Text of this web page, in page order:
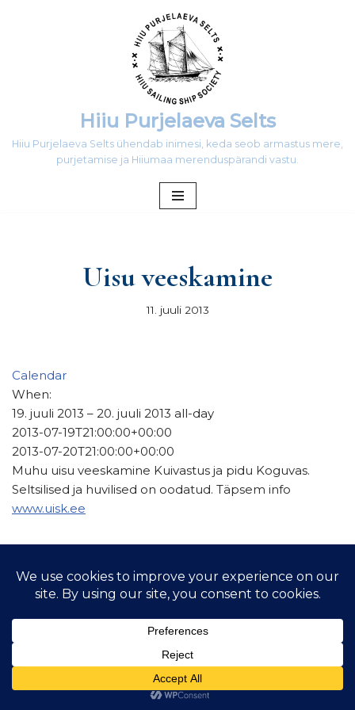
Hiiu Purjelaeva Selts
Hiiu Purjelaeva Selts ühendab inimesi, keda seob armastus mere,
purjetamise ja Hiiumaa merenduspärandi vastu.
Uisu veeskamine
11. juuli 2013
Calendar
When:
19. juuli 2013 – 20. juuli 2013 all-day
2013-07-19T21:00:00+00:00
2013-07-20T21:00:00+00:00
Muhu uisu veeskamine Kuivastus ja pidu Koguvas.
Seltsilised ja huvilised on oodatud. Täpsem info
www.uisk.ee
© 2021 Hiiu Purjelaeva Selts MTÜ